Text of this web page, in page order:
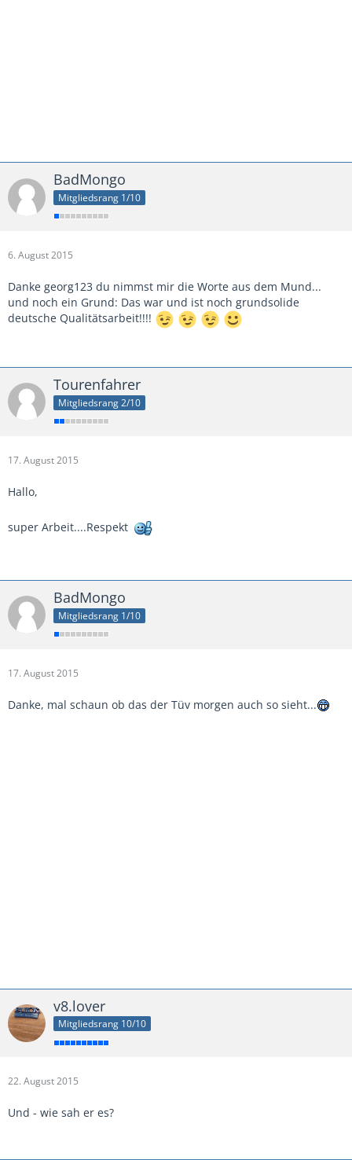
BadMongo
Mitgliedsrang 1/10
6. August 2015
Danke georg123 du nimmst mir die Worte aus dem Mund...
und noch ein Grund: Das war und ist noch grundsolide
deutsche Qualitätsarbeit!!!!
Tourenfahrer
Mitgliedsrang 2/10
17. August 2015
Hallo,
super Arbeit....Respekt
BadMongo
Mitgliedsrang 1/10
17. August 2015
Danke, mal schaun ob das der Tüv morgen auch so sieht...
v8.lover
Mitgliedsrang 10/10
22. August 2015
Und - wie sah er es?